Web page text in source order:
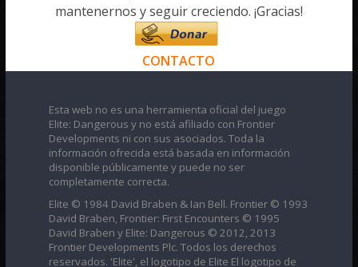
mantenernos y seguir creciendo. ¡Gracias!
CONTACTO
Esta web no es una herramienta oficial del juego
Elite: Dangerous y no está afiliado con Frontier
Developments ni con sus asociados. Toda la
información ofrecida está basada en información
disponible públicamente y puede no ser
completamente correcta.
Elite © 1984 David Braben & Ian Bell. Frontier © 1993
David Braben, Frontier: First Encounters © 1995
David Braben y Elite: Dangerous © 2012, 2013
Frontier Developments Plc. Todos los derechos
reservados. 'Elite', el logotipo de Elite El logotipo de